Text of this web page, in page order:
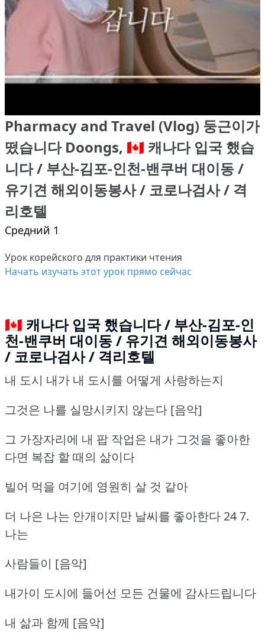
Pharmacy and Travel (Vlog) 둥근이가
떴습니다 Doongs, 🇨🇦 캐나다 입국 했습
니다 / 부산-김포-인천-밴쿠버 대이동 /
유기견 해외이동봉사 / 코로나검사 / 격
리호텔
Средний 1
Урок корейского для практики чтения
Начать изучать этот урок прямо сейчас
🇨🇦 캐나다 입국 했습니다 / 부산-김포-인
천-밴쿠버 대이동 / 유기견 해외이동봉사
/ 코로나검사 / 격리호텔
내 도시 내가 내 도시를 어떻게 사랑하는지
그것은 나를 실망시키지 않는다 [음악]
그 가장자리에 내 팝 작업은 내가 그것을 좋아한
다면 복잡 할 때의 삶이다
빌어 먹을 여기에 영원히 살 것 같아
더 나은 나는 안개이지만 날씨를 좋아한다 24 7.
나는
사람들이 [음악]
내가이 도시에 들어선 모든 건물에 감사드립니다
내 삶과 함께 [음악]